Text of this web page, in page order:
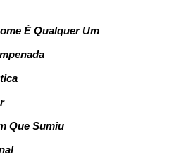
É Qualquer Um
Que Sumiu